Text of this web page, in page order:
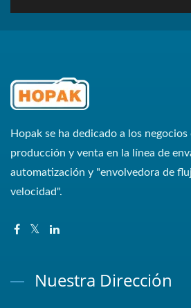
Hopak se ha dedicado a los negocios
producción y venta en la línea de
automatización y "envolvedora de
velocidad".
Nuestra Dirección